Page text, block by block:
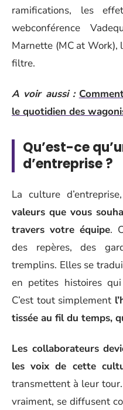
ramifications, les
webconférence
Marnette (MC at Work),
filtre.
A voir aussi :
le quotidien des
Qu’est-ce
d’entreprise ?
La culture
valeurs que vous
travers votre équipe.
des repères, des
tremplins. Elles se
en petites histoires
C’est tout simplement
tissée au fil du temps,
Les collaborateurs
les voix de cette
transmettent à leur
vraiment, se diffusent